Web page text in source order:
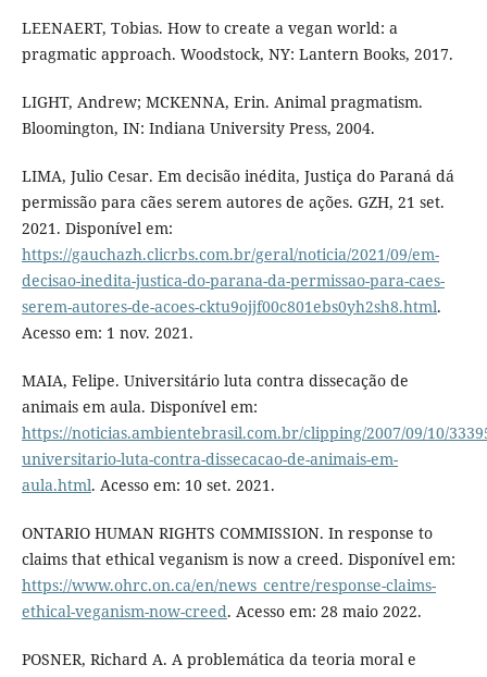
LEENAERT, Tobias. How to create a vegan world: a
pragmatic approach. Woodstock, NY: Lantern Books, 2017.
LIGHT, Andrew; MCKENNA, Erin. Animal pragmatism.
Bloomington, IN: Indiana University Press, 2004.
LIMA, Julio Cesar. Em decisão inédita, Justiça do Paraná dá
permissão para cães serem autores de ações. GZH, 21 set.
2021. Disponível em:
https://gauchazh.clicrbs.com.br/geral/noticia/2021/09/em-
decisao-inedita-justica-do-parana-da-permissao-para-caes-
serem-autores-de-acoes-cktu9ojjf00c801ebs0yh2sh8.html.
Acesso em: 1 nov. 2021.
MAIA, Felipe. Universitário luta contra dissecação de
animais em aula. Disponível em:
https://noticias.ambientebrasil.com.br/clipping/2007/09/10/
universitario-luta-contra-dissecacao-de-animais-em-
aula.html. Acesso em: 10 set. 2021.
ONTARIO HUMAN RIGHTS COMMISSION. In response to
claims that ethical veganism is now a creed. Disponível em:
https://www.ohrc.on.ca/en/news_centre/response-claims-
ethical-veganism-now-creed. Acesso em: 28 maio 2022.
POSNER, Richard A. A problemática da teoria moral e